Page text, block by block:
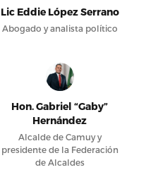
Lic Eddie López Serrano
Abogado y analista político
Hon. Gabriel “Gaby”
Hernández
Alcalde de Camuy y
presidente de la Federación
de Alcaldes